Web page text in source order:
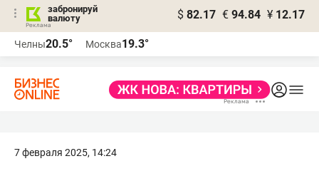
забронируй
валюту
$ 82.17 € 94.84 ¥ 12.17
Челны20.5° Москва19.3°
7 февраля 2025, 14:24